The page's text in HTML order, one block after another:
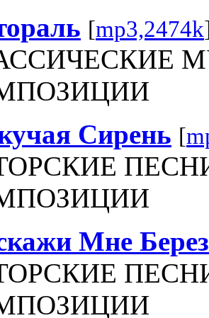
[mp3,2474k
Сирень [
Мне